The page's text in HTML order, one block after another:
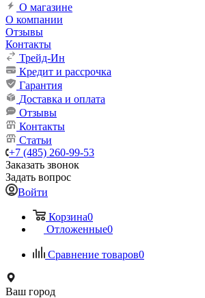
О магазине
О компании
Отзывы
Контакты
Трейд-Ин
Кредит и рассрочка
Гарантия
Доставка и оплата
Отзывы
Контакты
Статьи
+7 (485) 260-99-53
Заказать звонок
Задать вопрос
Войти
Корзина0
Отложенные0
Сравнение товаров0
Ваш город